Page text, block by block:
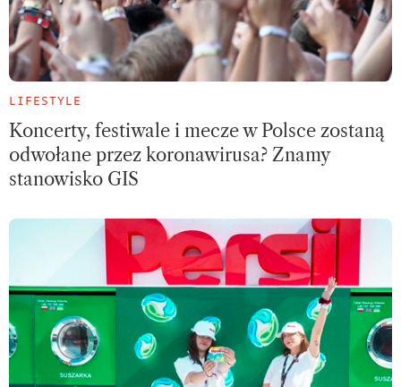
LIFESTYLE
Koncerty, festiwale i mecze w Polsce zostaną
odwołane przez koronawirusa? Znamy
stanowisko GIS